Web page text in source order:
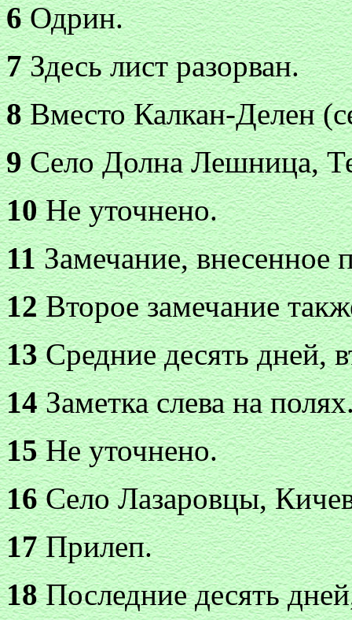
6Одрин.
7Здесь лист разорван.
8Вместо Калкан-Делен
9Село Долна Лешница,
10Не уточнено.
11Замечание, внесенное
12Второе замечание
13Средние десять дней,
14Заметка слева на
15Не уточнено.
16Село Лазаровцы,
17Прилеп.
18Последние десять